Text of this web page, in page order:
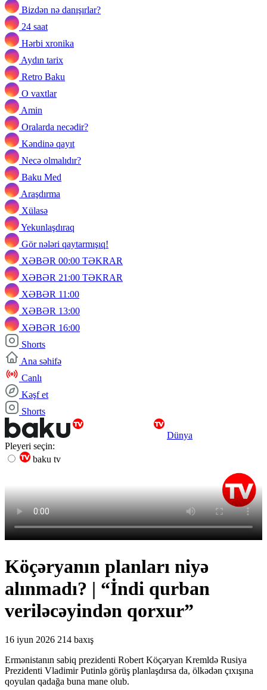
Bizdən nə danışırlar?
24 saat
Hərbi xronika
Aydın tarix
Retro Baku
O vaxtlar
Amin
Oralarda necədir?
Kəndinə qayıt
Necə olmalıdır?
Baku Med
Araşdırma
Xülasə
Yekunlaşdıraq
Gör nələri qaytarmışıq!
XƏBƏR 00:00 TƏKRAR
XƏBƏR 21:00 TƏKRAR
XƏBƏR 11:00
XƏBƏR 13:00
XƏBƏR 16:00
Shorts
Ana səhifə
Canlı
Kəşf et
Shorts
Dünya
Pleyeri seçin:
baku tv
Köçəryanın planları niyə
alınmadı? | “İndi qurban
veriləcəyindən qorxur”
16 iyun 2026 214 baxış
Ermənistanın sabiq prezidenti Robert Köçəryan Kremldə Rusiya
Prezidenti Vladimir Putinlə görüş planlaşdırsa da, ölkədən çıxışına
qoyulan qadağa buna mane olub.